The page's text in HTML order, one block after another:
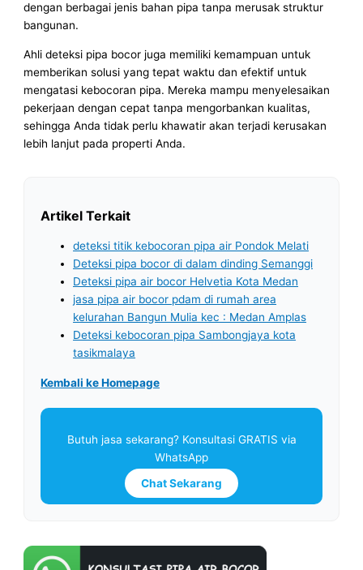
dengan berbagai jenis bahan pipa tanpa merusak struktur
bangunan.
Ahli deteksi pipa bocor juga memiliki kemampuan untuk
memberikan solusi yang tepat waktu dan efektif untuk
mengatasi kebocoran pipa. Mereka mampu menyelesaikan
pekerjaan dengan cepat tanpa mengorbankan kualitas,
sehingga Anda tidak perlu khawatir akan terjadi kerusakan
lebih lanjut pada properti Anda.
Artikel Terkait
deteksi titik kebocoran pipa air Pondok Melati
Deteksi pipa bocor di dalam dinding Semanggi
Deteksi pipa air bocor Helvetia Kota Medan
jasa pipa air bocor pdam di rumah area
kelurahan Bangun Mulia kec : Medan Amplas
Deteksi kebocoran pipa Sambongjaya kota
tasikmalaya
Kembali ke Homepage
Butuh jasa sekarang? Konsultasi GRATIS via
WhatsApp
Chat Sekarang